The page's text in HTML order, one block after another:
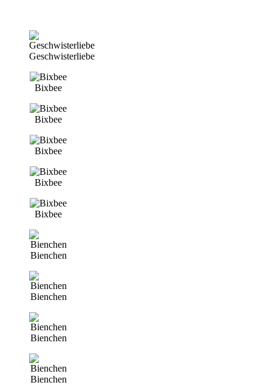
Geschwisterliebe
Bixbee
Bixbee
Bixbee
Bixbee
Bixbee
Bienchen
Bienchen
Bienchen
Bienchen